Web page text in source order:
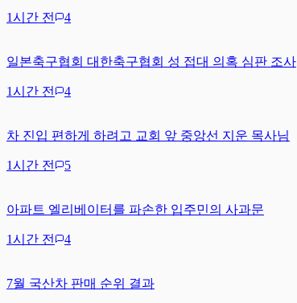
1시간 전 4
일본축구협회 대한축구협회 성 접대 의혹 심판 조사
1시간 전 4
차 진입 편하게 하려고 교회 앞 중앙선 지운 목사님
1시간 전 5
아파트 엘리베이터를 파손한 입주민의 사과문
1시간 전 4
7월 국산차 판매 순위 결과